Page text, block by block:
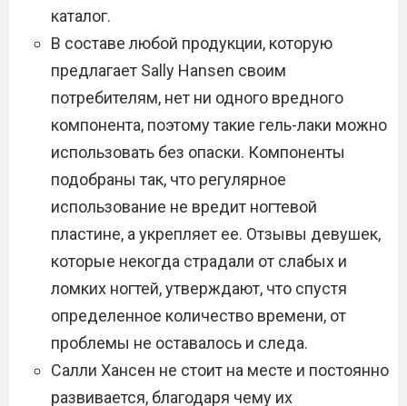
каталог.
В составе любой продукции, которую
предлагает Sally Hansen своим
потребителям, нет ни одного вредного
компонента, поэтому такие гель-лаки можно
использовать без опаски. Компоненты
подобраны так, что регулярное
использование не вредит ногтевой
пластине, а укрепляет ее. Отзывы девушек,
которые некогда страдали от слабых и
ломких ногтей, утверждают, что спустя
определенное количество времени, от
проблемы не оставалось и следа.
Салли Хансен не стоит на месте и постоянно
развивается, благодаря чему их